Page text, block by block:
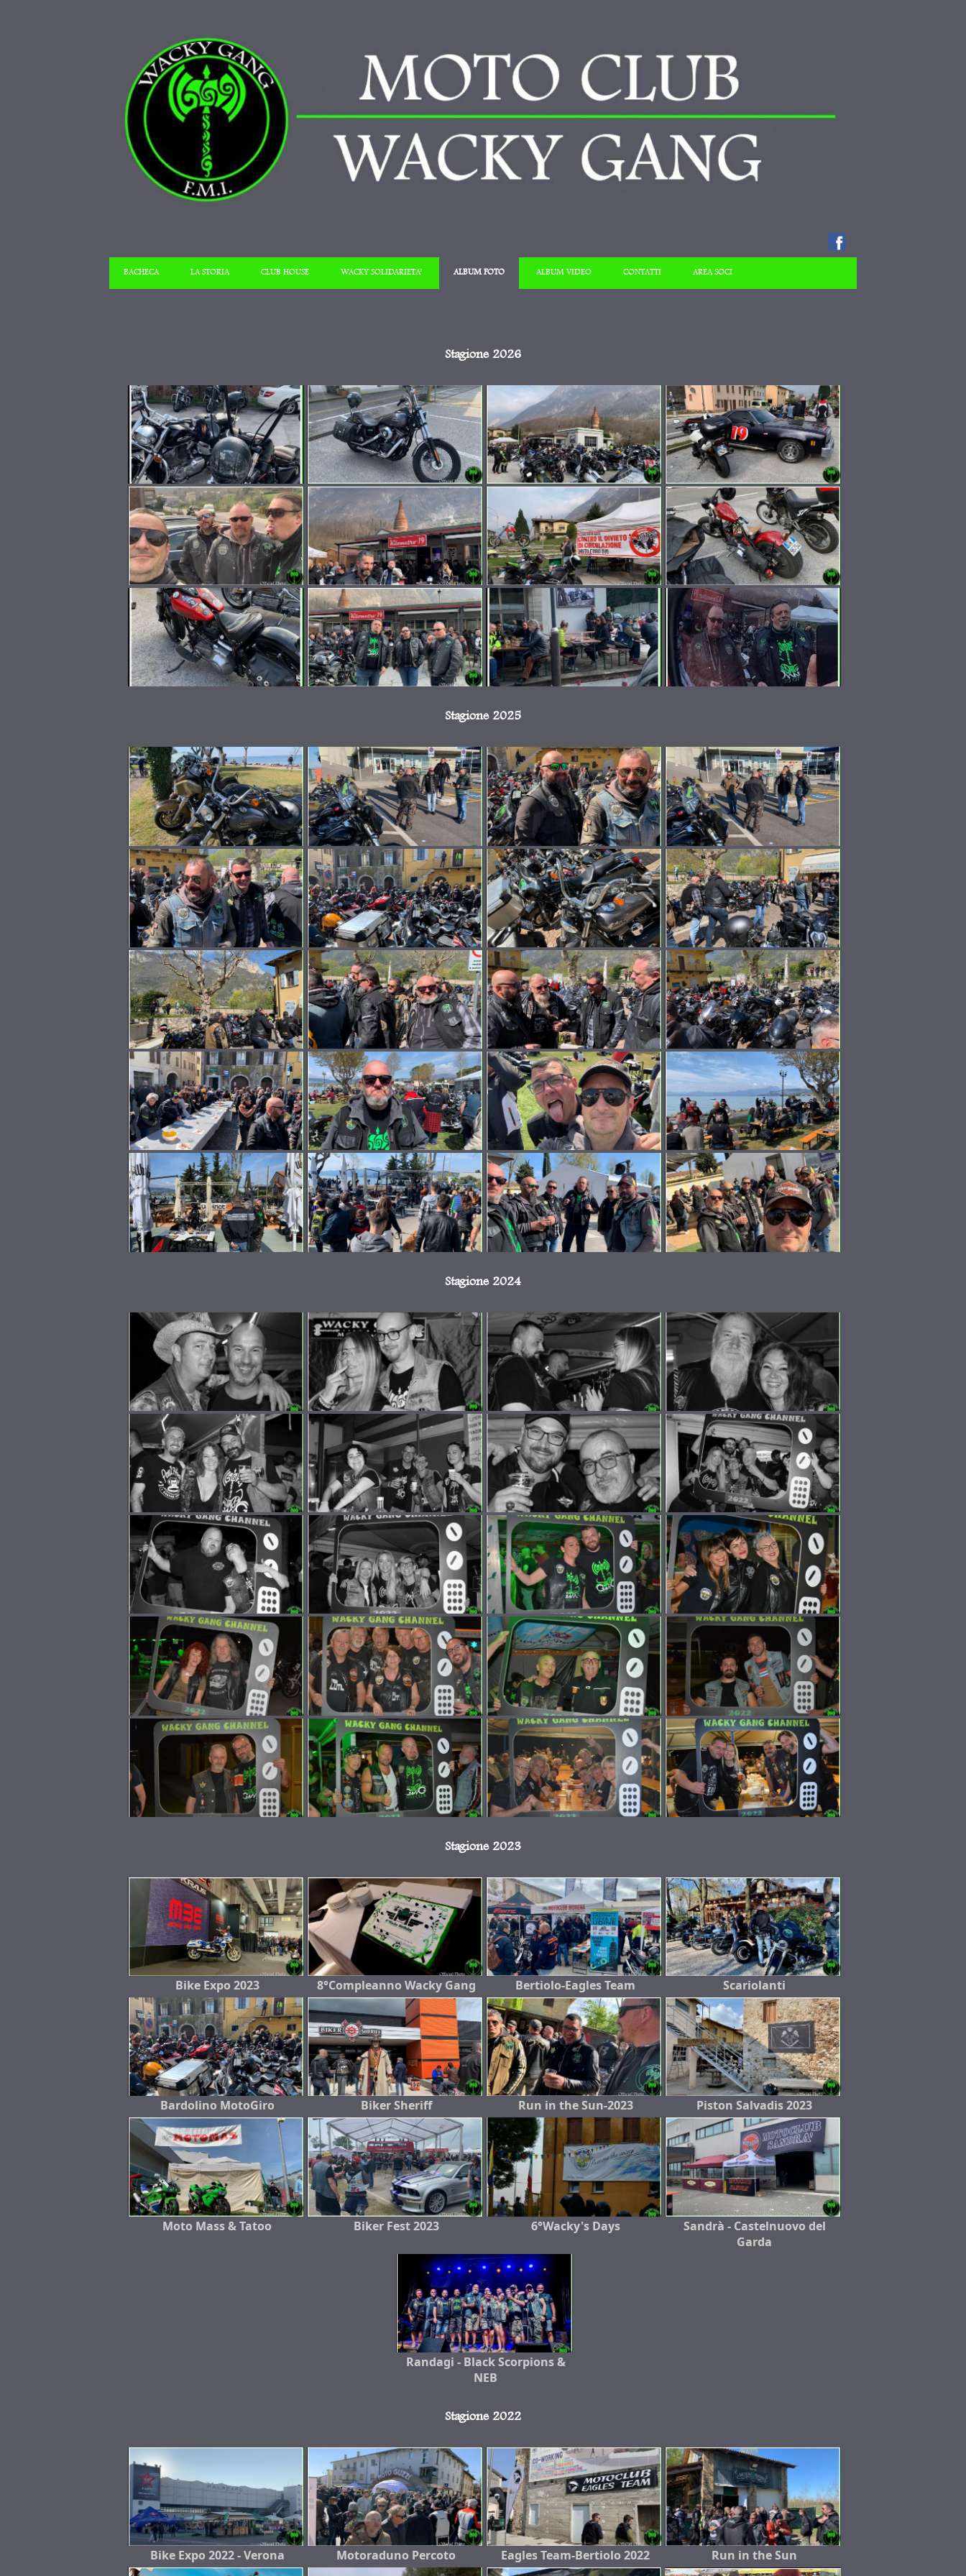
BACHECA LA STORIA CLUB HOUSE WACKY SOLIDARIETA’ ALBUM FOTO ALBUM VIDEO CONTATTI AREA SOCI
Stagione 2026
Stagione 2025
Stagione 2024
Stagione 2023
Bike Expo 2023 8°Compleanno Wacky Gang Bertiolo-Eagles Team Scariolanti
Bardolino MotoGiro Biker Sheriff Run in the Sun-2023 Piston Salvadis 2023
Moto Mass & Tatoo Biker Fest 2023 6°Wacky's Days
Sandrà - Castelnuovo del
Garda
Randagi - Black Scorpions &
NEB
Stagione 2022
Bike Expo 2022 - Verona Motoraduno Percoto Eagles Team-Bertiolo 2022 Run in the Sun